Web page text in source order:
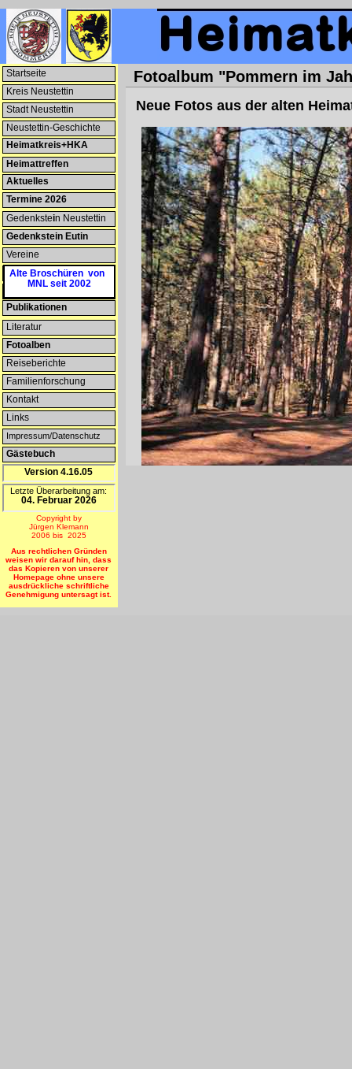
--NEU--
Termine 2026
Startseite
Kreis Neustettin
Heimatkreis+HKA
Aktuelles
Vereine
Patenschaften
Heimatmuseum
Publikationen
Literatur
Fotoalben
Familienforschung
Kontakt
Links
Impressum/Datenschutz
Gästebuch
Version 4.16.05
Letzte Überarbeitung am:
04. Februar 2026
Stadt Neustettin
Copyright by
Jürgen Klemann
2006 bis 2025
Aus rechtlichen Gründen
weisen wir darauf hin, dass
das Kopieren von unserer
Homepage ohne unsere
ausdrückliche schriftliche
Genehmigung untersagt ist.
Reiseberichte
Heimattreffen
Gedenkstein Neustettin
Neustettin-Geschichte
Alte Broschüren von
MNL seit 2002
Gedenkstein Eutin
Fotoalbum "Pommern im
Neue Fotos aus der alten